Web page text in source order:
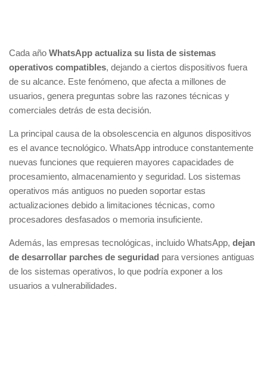
Cada año WhatsApp actualiza su lista de sistemas
operativos compatibles, dejando a ciertos dispositivos fuera
de su alcance. Este fenómeno, que afecta a millones de
usuarios, genera preguntas sobre las razones técnicas y
comerciales detrás de esta decisión.
La principal causa de la obsolescencia en algunos dispositivos
es el avance tecnológico. WhatsApp introduce constantemente
nuevas funciones que requieren mayores capacidades de
procesamiento, almacenamiento y seguridad. Los sistemas
operativos más antiguos no pueden soportar estas
actualizaciones debido a limitaciones técnicas, como
procesadores desfasados o memoria insuficiente.
Además, las empresas tecnológicas, incluido WhatsApp, dejan
de desarrollar parches de seguridad para versiones antiguas
de los sistemas operativos, lo que podría exponer a los
usuarios a vulnerabilidades.